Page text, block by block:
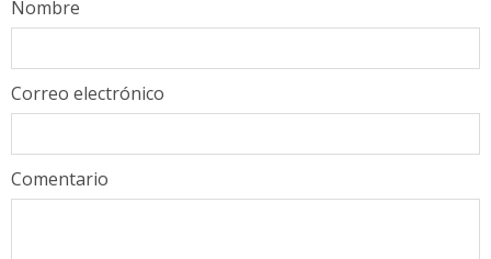
Comentario
Nombre
Correo electrónico